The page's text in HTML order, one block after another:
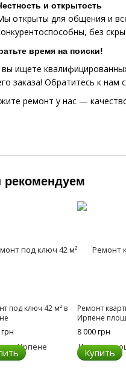
и открытость
открыты для общения и
без
время на поиски!
вы ищете
заказа! Обратитесь к
ремонт у нас —
под ключ 42 м² в
Ремонт
Ирпене
8 000 грн
Купить